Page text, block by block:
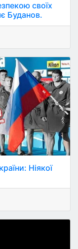
своїх
Буданов.
Ніякої